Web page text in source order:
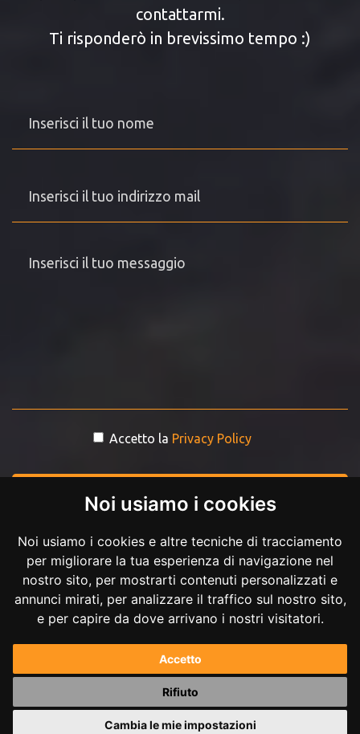
Noi usiamo i cookies
Noi usiamo i cookies e altre tecniche di tracciamento
per migliorare la tua esperienza di navigazione nel
nostro sito, per mostrarti contenuti personalizzati e
annunci mirati, per analizzare il traffico sul nostro sito,
e per capire da dove arrivano i nostri visitatori.
Accetto
Rifiuto
Cambia le mie impostazioni
contattarmi.
Ti risponderò in brevissimo tempo :)
Accetto la Privacy Policy
INVIA MESSAGGIO
Copyright © 2017-2026 Andrea Ilici. Tutti i diritti riservati.
P.IVA 02711210027
Powered byAndrea Ilici
mappa del sito|gestisci cookie